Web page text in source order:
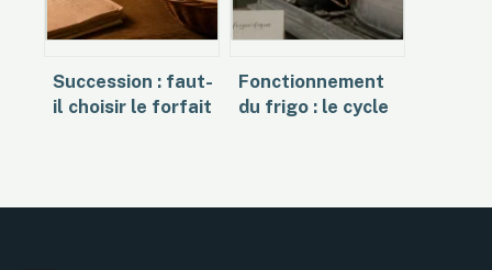
Succession : faut-
il choisir le forfait
meublants ?
Fonctionnement
du frigo : le cycle